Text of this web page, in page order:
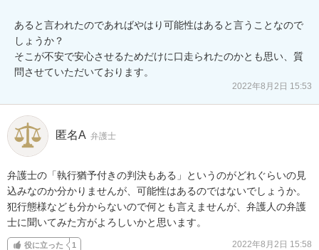
あると言われたのであればやはり可能性はあると言うことなので
しょうか？
そこが不安で安心させるためだけに口走られたのかとも思い、質
2022年8月2日 15:53
匿名A 弁護士
弁護士の「執行猶予付きの判決もある」というのがどれぐらいの見
込みなのか分かりませんが、可能性はあるのではないでしょうか。
犯行態様なども分からないので何とも言えませんが、弁護人の弁護
士に聞いてみた方がよろしいかと思います。
役に立った 1 2022年8月2日 15:58